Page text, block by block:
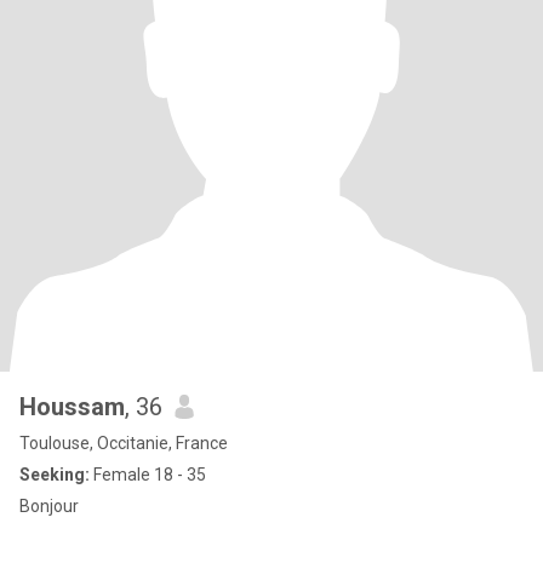
Houssam, 36
Toulouse, Occitanie, France
Seeking: Female 18 - 35
Bonjour